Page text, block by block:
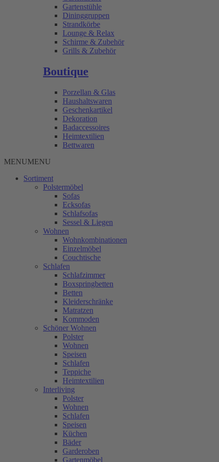
Gartenstühle
Dininggruppen
Strandkörbe
Lounge & Relax
Schirme & Zubehör
Grills & Zubehör
Boutique
Porzellan & Glas
Haushaltswaren
Geschenkartikel
Dekoration
Badaccessoires
Heimtextilien
Bettwaren
MENUMENU
Sortiment
Polstermöbel
Sofas
Ecksofas
Schlafsofas
Sessel & Liegen
Wohnen
Wohnkombinationen
Einzelmöbel
Couchtische
Schlafen
Schlafzimmer
Boxspringbetten
Betten
Kleiderschränke
Matratzen
Kommoden
Schöner Wohnen
Polster
Wohnen
Speisen
Schlafen
Teppiche
Heimtextilien
Interliving
Polster
Wohnen
Schlafen
Speisen
Küchen
Bäder
Garderoben
Gartenmöbel